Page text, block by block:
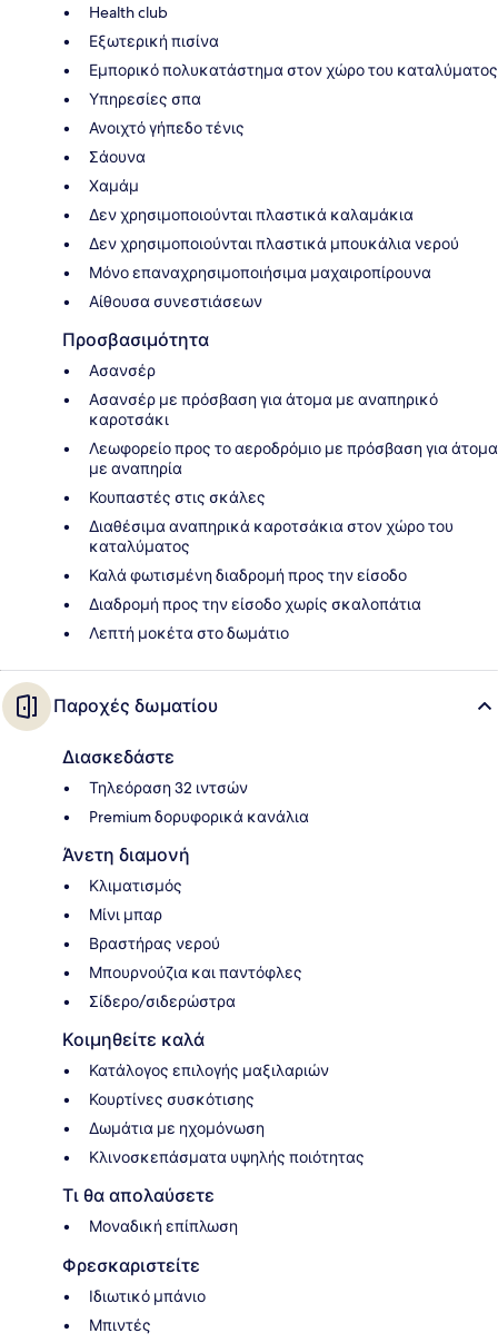
Health club
Εξωτερική πισίνα
Εμπορικό πολυκατάστημα στον χώρο του καταλύματος
Υπηρεσίες σπα
Ανοιχτό γήπεδο τένις
Σάουνα
Χαμάμ
Δεν χρησιμοποιούνται πλαστικά καλαμάκια
Δεν χρησιμοποιούνται πλαστικά μπουκάλια νερού
Μόνο επαναχρησιμοποιήσιμα μαχαιροπίρουνα
Αίθουσα συνεστιάσεων
Προσβασιμότητα
Ασανσέρ
Ασανσέρ με πρόσβαση για άτομα με αναπηρικό
καροτσάκι
Λεωφορείο προς το αεροδρόμιο με πρόσβαση για άτομα
με αναπηρία
Κουπαστές στις σκάλες
Διαθέσιμα αναπηρικά καροτσάκια στον χώρο του
καταλύματος
Καλά φωτισμένη διαδρομή προς την είσοδο
Διαδρομή προς την είσοδο χωρίς σκαλοπάτια
Λεπτή μοκέτα στο δωμάτιο
Παροχές δωματίου
Διασκεδάστε
Τηλεόραση 32 ιντσών
Premium δορυφορικά κανάλια
Άνετη διαμονή
Κλιματισμός
Μίνι μπαρ
Βραστήρας νερού
Μπουρνούζια και παντόφλες
Σίδερο/σιδερώστρα
Κοιμηθείτε καλά
Κατάλογος επιλογής μαξιλαριών
Κουρτίνες συσκότισης
Δωμάτια με ηχομόνωση
Κλινοσκεπάσματα υψηλής ποιότητας
Τι θα απολαύσετε
Μοναδική επίπλωση
Φρεσκαριστείτε
Ιδιωτικό μπάνιο
Μπιντές